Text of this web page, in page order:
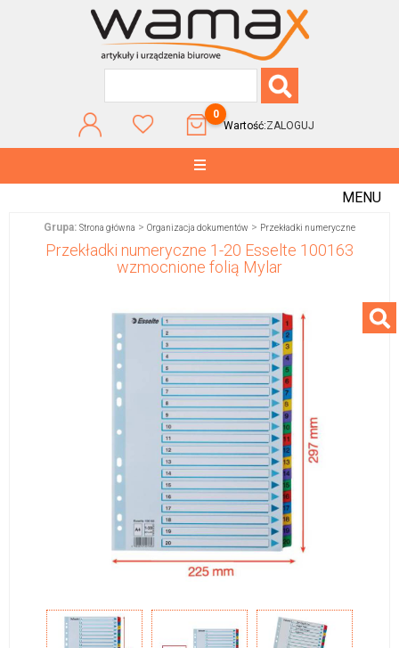
0
Wartość:ZALOGUJ
MENU
Grupa: Strona główna > Organizacja dokumentów > Przekładki numeryczne
Przekładki numeryczne 1-20 Esselte 100163
wzmocnione folią Mylar